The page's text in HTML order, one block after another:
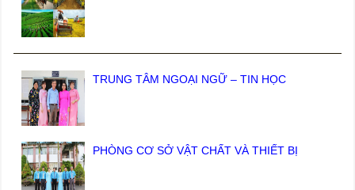
TRUNG TÂM NGOẠI NGỮ – TIN HỌC
PHÒNG CƠ SỞ VẬT CHẤT VÀ THIẾT BỊ